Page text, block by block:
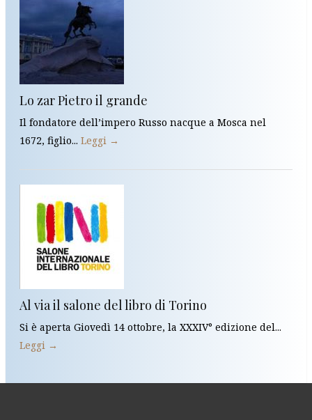
Lo zar Pietro il grande
Il fondatore dell’impero Russo nacque a Mosca nel
1672, figlio... Leggi →
Al via il salone del libro di Torino
Si è aperta Giovedì 14 ottobre, la XXXIV° edizione del...
Leggi →